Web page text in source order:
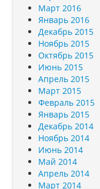
Март 2016
Январь 2016
Декабрь 2015
Ноябрь 2015
Октябрь 2015
Июнь 2015
Апрель 2015
Март 2015
Февраль 2015
Январь 2015
Декабрь 2014
Ноябрь 2014
Июнь 2014
Май 2014
Апрель 2014
Март 2014